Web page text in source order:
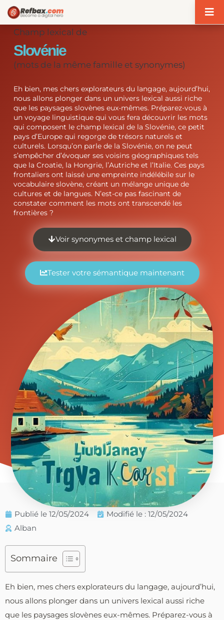
Champ lexical de
Slovénie
(mots de la même famille et synonymes)
Eh bien, mes chers explorateurs du langage, aujourd’hui,
nous allons plonger dans un univers lexical aussi riche
que les paysages slovènes eux-mêmes. Préparez-vous à
un voyage linguistique qui vous fera découvrir les mots
qui composent le champ lexical de la Slovénie, ce petit
pays d’Europe qui regorge de trésors naturels et
culturels. Lorsqu’on parle de la Slovénie, on ne peut
s’empêcher d’évoquer ses voisins géographiques tels
que la Croatie, la Hongrie, l’Autriche et l’Italie. Ces pays
frontaliers ont laissé une empreinte indélébile sur le
vocabulaire slovène, créant un mélange unique de
cultures et de langues. N’est-ce pas fascinant de
constater comment les mots ont transcendé les
frontières ?
Voir synonymes et champ lexical
Tester votre sémantique maintenant
Publié le 12/05/2024
Modifié le : 12/05/2024
Alban
Sommaire
Eh bien, mes chers explorateurs du langage, aujourd’hui,
nous allons plonger dans un univers lexical aussi riche
que les paysages slovènes eux-mêmes. Préparez-vous à
Panneau de gestion des cookies